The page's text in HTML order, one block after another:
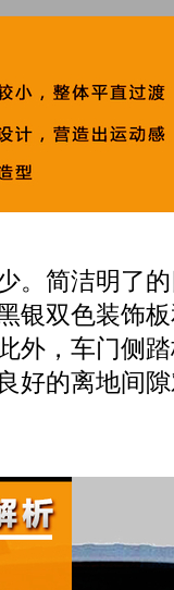
简洁明了的
银双色装饰
外，车门侧
好的离地间